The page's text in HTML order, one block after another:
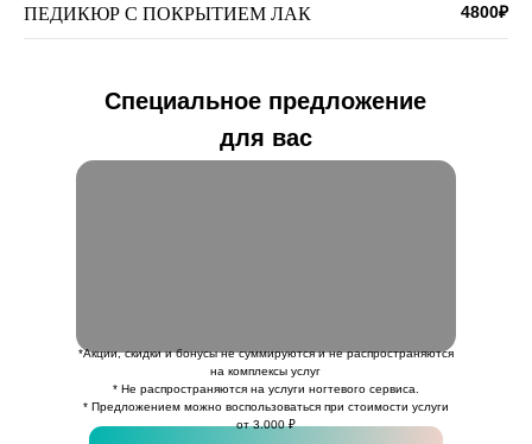
ПЕДИКЮР С ПОКРЫТИЕМ ЛАК 4800₽
Специальное предложение
для вас
*Акции, скидки и бонусы не суммируются и не распространяются
на комплексы услуг
* Не распространяются на услуги ногтевого сервиса.
* Предложением можно воспользоваться при стоимости услуги
от 3.000 ₽